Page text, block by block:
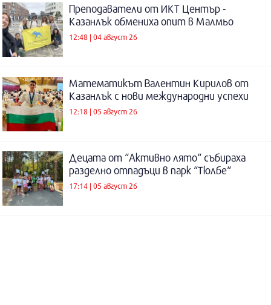
Преподаватели от ИКТ Център -
Казанлък обмениха опит в Малмьо
12:48 | 04 август 26
Математикът Валентин Кирилов от
Казанлък с нови международни успехи
12:18 | 05 август 26
Децата от “Активно лято“ събираха
разделно отпадъци в парк “Тюлбе“
17:14 | 05 август 26